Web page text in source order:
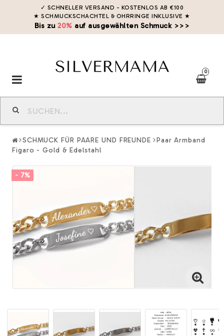
✓ SCHNELLER VERSAND - KOSTENLOS AB €100
★ SCHMUCKSCHACHTEL & OHRRINGE INKLUSIVE ★
Bis zu20% auf ausgewählten Schmuck >>>
0
Toggle
navigation
SCHMUCK FÜR PAARE UND FREUNDE
Paar Armband
Figaro - Gold & Edelstahl
- 7%